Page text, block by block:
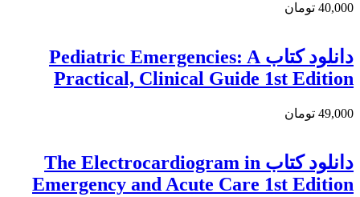
40,000 تومان
دانلود كتاب Pediatric Emergencies: A
Practical, Clinical Guide 1st Edition
49,000 تومان
دانلود کتاب The Electrocardiogram in
Emergency and Acute Care 1st Edition